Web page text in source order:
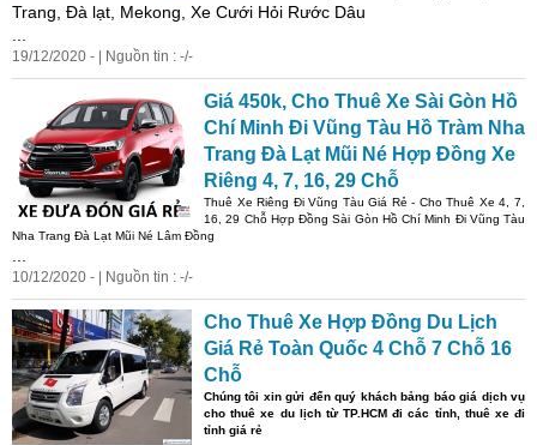
Trang, Đà lạt, Mekong, Xe Cưới Hỏi Rước Dâu
19/12/2020 - | Nguồn tin : -/-
Giá 450k, Cho Thuê Xe Sài Gòn Hồ
Chí Minh Đi Vũng Tàu Hồ Tràm Nha
Trang Đà Lạt Mũi Né Hợp Đồng Xe
Riêng 4, 7, 16, 29 Chỗ
Thuê Xe Riêng Đi Vũng Tàu Giá Rẻ - Cho Thuê Xe 4, 7,
16, 29 Chỗ Hợp Đồng Sài Gòn Hồ Chí Minh Đi Vũng Tàu
Nha Trang Đà Lạt Mũi Né Lâm Đồng
10/12/2020 - | Nguồn tin : -/-
Cho Thuê Xe Hợp Đồng Du Lịch
Giá Rẻ Toàn Quốc 4 Chỗ 7 Chỗ 16
Chỗ
Chúng tôi xin gửi đến quý khách bảng báo giá dịch vụ
cho thuê xe du lịch từ TP.HCM đi các tỉnh, thuê xe đi
tỉnh giá rẻ